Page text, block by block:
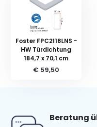
Foster FPC2118LNS -
HW Türdichtung
184,7 x 70,1 cm
€ 59,50
Beratung